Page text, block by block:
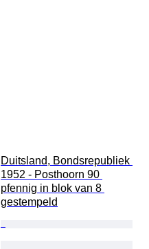
Duitsland, Bondsrepubliek
1952 - Posthoorn 90
pfennig in blok van 8
gestempeld